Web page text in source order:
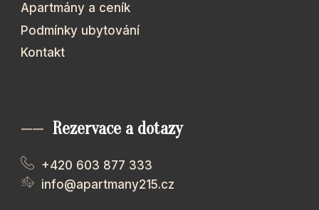
Apartmány a ceník
Podmínky ubytování
Kontakt
—— Rezervace a dotazy
+420 603 877 333
info@apartmany215.cz